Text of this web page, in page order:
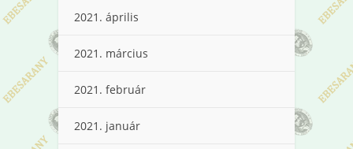
2021. április
2021. március
2021. február
2021. január